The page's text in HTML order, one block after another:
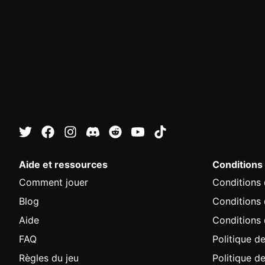
Aide et ressources
Comment jouer
Blog
Aide
FAQ
Règles du jeu
Conditions
Conditions
Conditions
Politique
Politique